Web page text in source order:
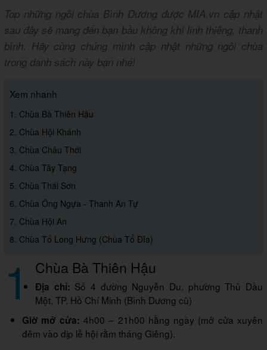
Top những ngôi chùa Bình Dương được MIA.vn cập nhật
sau đây sẽ mang đến bạn bầu không khí linh thiêng, thanh
bình. Hãy cùng chúng mình cập nhật những ngôi chùa
trong danh sách này bạn nhé!
Xem nhanh
1. Chùa Bà Thiên Hậu
2. Chùa Hội Khánh
3. Chùa Châu Thới
4. Chùa Tây Tạng
5. Chùa Thái Sơn
6. Chùa Ông Ngựa - Thanh An Tự
7. Chùa Hội An
8. Chùa Tổ Long Hưng (Chùa Tổ Đỉa)
1 Chùa Bà Thiên Hậu
Địa chỉ: Số 4 đường Nguyễn Du, phường Thủ Dầu
Một, TP. Hồ Chí Minh (Bình Dương cũ)
Giờ mở cửa: 4h00 – 21h00 hằng ngày (mở cửa xuyên
đêm vào dịp lễ hội rằm tháng Giêng).